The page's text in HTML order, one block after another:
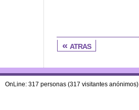
« atras
OnLine: 317 personas (317 visitantes anónimos)